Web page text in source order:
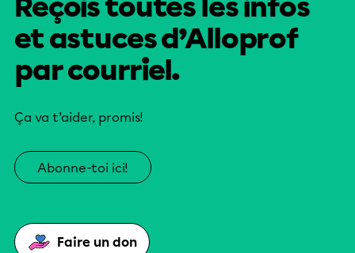
Reçois toutes les infos
et astuces d’Alloprof
par courriel.
Ça va t’aider, promis!
Abonne-toi ici!
Faire un don